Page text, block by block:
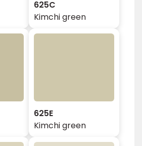
625C
Kimchi green
625E
Kimchi green